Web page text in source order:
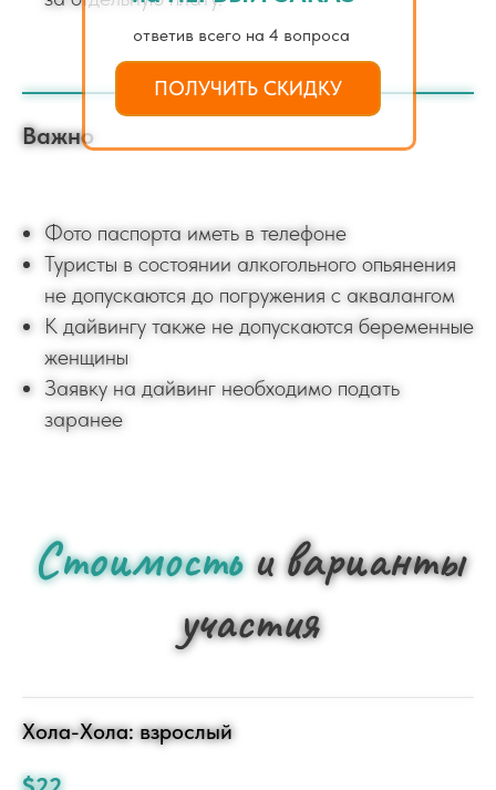
Важно
Фото паспорта иметь в телефоне
Туристы в состоянии алкогольного опьянения
не допускаются до погружения с аквалангом
К дайвингу также не допускаются беременные
женщины
Заявку на дайвинг необходимо подать
заранее
Стоимостьи варианты
участия
Хола-Хола: взрослый
ПОЛУЧИТЬ СКИДКУ
ответив всего на 4 вопроса